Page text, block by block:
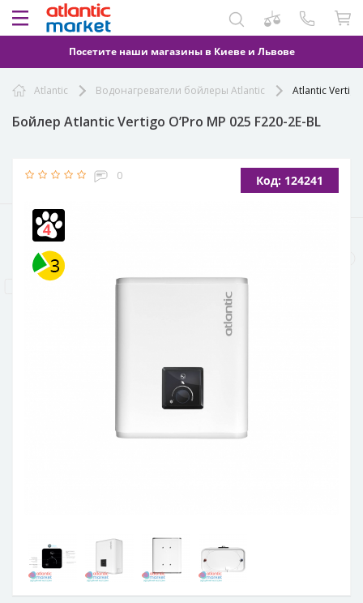
Посетите наши магазины в Киеве и Львове
Atlantic Водонагреватели бойлеры Atlantic Atlantic Vertigo
Бойлер Atlantic Vertigo O’Pro MP 025 F220-2E-BL
0 Код: 124241